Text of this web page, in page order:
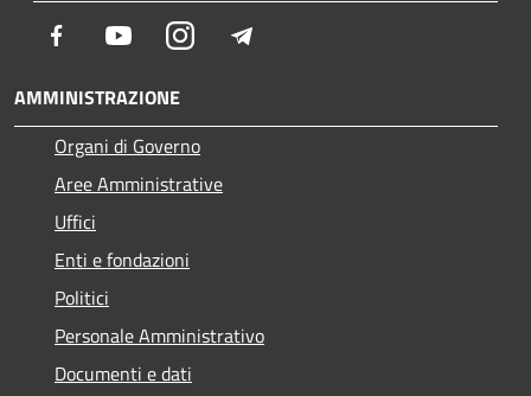
Facebook YoutubeInstagram
AMMINISTRAZIONE
Organi di Governo
Aree Amministrative
Uffici
Enti e fondazioni
Politici
Personale Amministrativo
Documenti e dati